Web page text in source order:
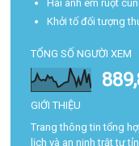
Hai anh em ruột
Khởi tố đối tượng
TỔNG SỐ NGƯỜI XEM
GIỚI THIỆU
Trang thông tin tổng
lịch và an ninh trật tự